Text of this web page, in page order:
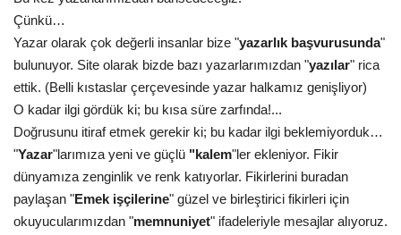
Gündem
Tekno Bilim
Ekonomi
Galeriler
Siyaset
Çünkü…
Yazar olarak çok değerli insanlar bize "yazarlık başvurusunda"
bulunuyor. Site olarak bizde bazı yazarlarımızdan "yazılar" rica
ettik. (Belli kıstaslar çerçevesinde yazar halkamız genişliyor)
O kadar ilgi gördük ki; bu kısa süre zarfında!...
Doğrusunu itiraf etmek gerekir ki; bu kadar ilgi beklemiyorduk…
"Yazar"larımıza yeni ve güçlü "kalem"ler ekleniyor. Fikir
dünyamıza zenginlik ve renk katıyorlar. Fikirlerini buradan
paylaşan "Emek işçilerine" güzel ve birleştirici fikirleri için
okuyucularımızdan "memnuniyet" ifadeleriyle mesajlar alıyoruz.